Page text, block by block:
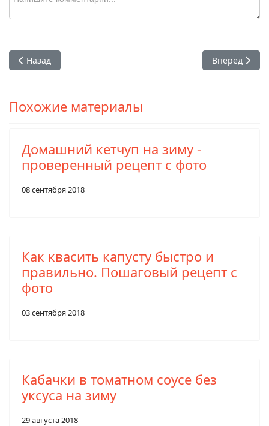
Предыдущий: Ленивые помидоры в своем соку, без уксуса
Назад Следующий:
Вперед
Похожие материалы
Домашний кетчуп на зиму -
проверенный рецепт с фото
08 сентября 2018
Как квасить капусту быстро и
правильно. Пошаговый рецепт с
фото
03 сентября 2018
Кабачки в томатном соусе без
уксуса на зиму
29 августа 2018